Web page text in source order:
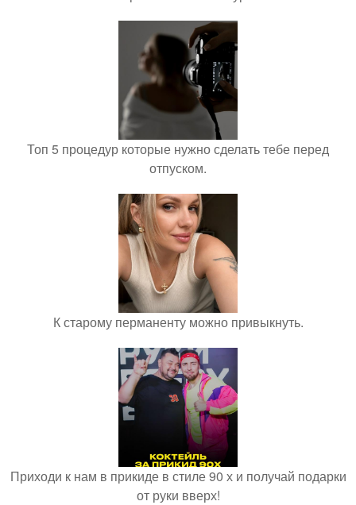
Топ 5 процедур которые нужно сделать тебе перед
отпуском.
К старому перманенту можно привыкнуть.
Приходи к нам в прикиде в стиле 90 х и получай подарки
от руки вверх!